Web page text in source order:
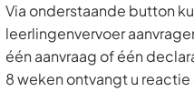
Via onderstaande button
leerlingenvervoer
één aanvraag of één
8 weken ontvangt u reactie